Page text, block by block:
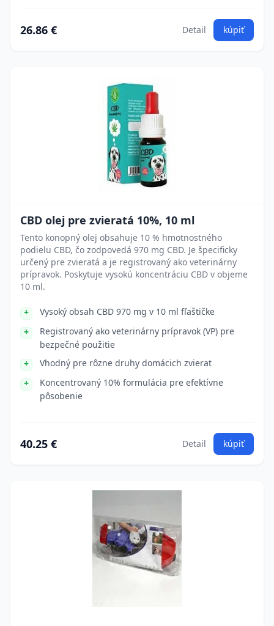
26.86 € Detail kúpiť
CBD olej pre zvieratá 10%, 10 ml
Tento konopný olej obsahuje 10 % hmotnostného
podielu CBD, čo zodpovedá 970 mg CBD. Je špecificky
určený pre zvieratá a je registrovaný ako veterinárny
prípravok. Poskytuje vysokú koncentráciu CBD v objeme
10 ml.
Vysoký obsah CBD 970 mg v 10 ml fľaštičke
Registrovaný ako veterinárny prípravok (VP) pre
bezpečné použitie
Vhodný pre rôzne druhy domácich zvierat
Koncentrovaný 10% formulácia pre efektívne
pôsobenie
40.25 € Detail kúpiť